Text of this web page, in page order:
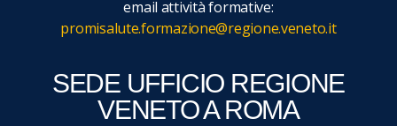
email attività formative:
promisalute.formazione@regione.veneto.it
SEDE UFFICIO REGIONE
VENETO A ROMA